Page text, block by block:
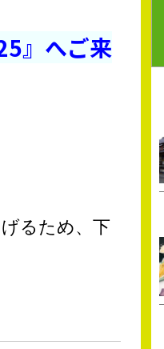
』へご来
るため、 下